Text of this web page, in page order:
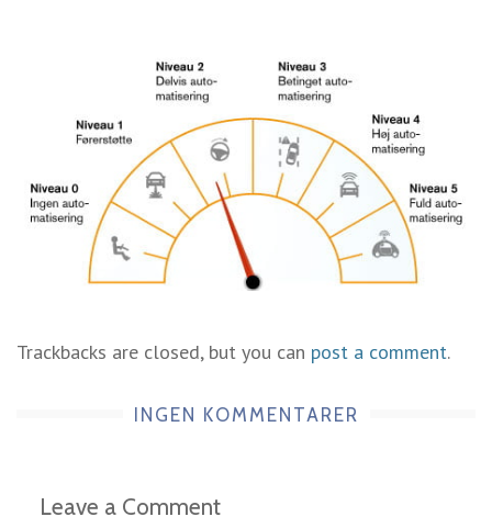
Trackbacks are closed, but you can post a comment.
INGEN KOMMENTARER
Leave a Comment